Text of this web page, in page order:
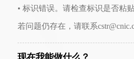
• 标识错误。请检查标识是否粘
若问题仍存在，请联系
现在我能做什么？